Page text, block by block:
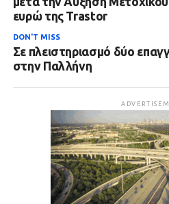
ευρώ της Trastor
DON'T MISS
Σε πλειστηριασμό δύο
στην Παλλήνη